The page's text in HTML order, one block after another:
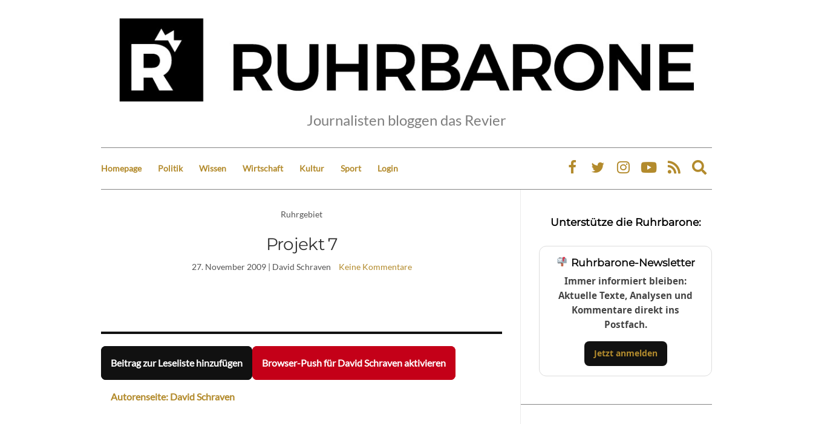
Journalisten bloggen das Revier
Homepage Politik Wissen Wirtschaft Kultur Sport Login
Expand
search
Ruhrgebiet
Projekt 7
27. November 2009| David Schraven Keine Kommentare
Beitrag zur Leseliste hinzufügen Browser-Push für David Schraven aktivieren
Autorenseite: David Schraven
Unterstütze die Ruhrbarone:
Ruhrbarone-Newsletter
Immer informiert bleiben:
Aktuelle Texte, Analysen und
Kommentare direkt ins
Postfach.
Jetzt anmelden